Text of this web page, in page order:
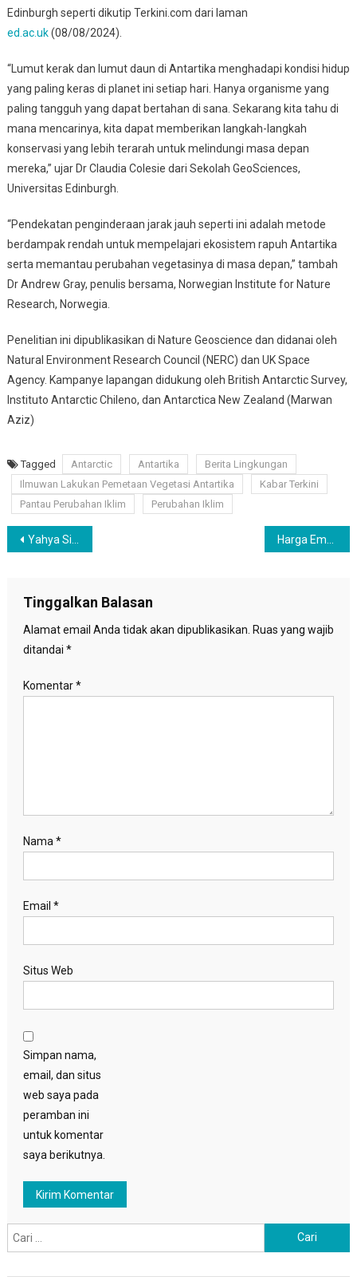
Edinburgh seperti dikutip Terkini.com dari laman
ed.ac.uk(08/08/2024).
“Lumut kerak dan lumut daun di Antartika menghadapi kondisi hidup
yang paling keras di planet ini setiap hari. Hanya organisme yang
paling tangguh yang dapat bertahan di sana. Sekarang kita tahu di
mana mencarinya, kita dapat memberikan langkah-langkah
konservasi yang lebih terarah untuk melindungi masa depan
mereka,” ujar Dr Claudia Colesie dari Sekolah GeoSciences,
Universitas Edinburgh.
“Pendekatan penginderaan jarak jauh seperti ini adalah metode
berdampak rendah untuk mempelajari ekosistem rapuh Antartika
serta memantau perubahan vegetasinya di masa depan,” tambah
Dr Andrew Gray, penulis bersama, Norwegian Institute for Nature
Research, Norwegia.
Penelitian ini dipublikasikan di Nature Geoscience dan didanai oleh
Natural Environment Research Council (NERC) dan UK Space
Agency. Kampanye lapangan didukung oleh British Antarctic Survey,
Instituto Antarctic Chileno, dan Antarctica New Zealand (Marwan
Aziz)
Tagged Antarctic Antartika
Berita Lingkungan
Ilmuwan Lakukan Pemetaan Vegetasi Antartika
Kabar Terkini
Pantau Perubahan Iklim
Perubahan Iklim
Navigasi
Yahya Sinwar Ditunjuk Jadi Kepala Gerakan Politik Hamas
Tinggalkan Balasan
Alamat email Anda tidak akan dipublikasikan. Ruas yang wajib
ditandai *
Komentar*
Nama *
Email *
Situs Web
Simpan nama,
email, dan situs
web saya pada
peramban ini
untuk komentar
saya berikutnya.
untuk: